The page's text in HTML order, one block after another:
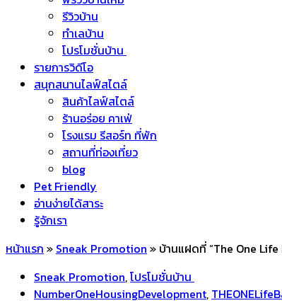
รีวิวบ้าน
ทำเลบ้าน
โปรโมชั่นบ้าน
รายการวิดีโอ
สนุกสนานไลฟ์สไตล์
สินค้าไลฟ์สไตล์
ร้านอร่อย คาเฟ่
โรงแรม รีสอร์ท ที่พัก
สถานที่ท่องเที่ยว
blog
Pet Friendly
อ่านง่ายได้สาระ
รู้จักเรา
หน้าแรก » Sneak Promotion » บ้านแฝดที่ “The One
Sneak Promotion,โปรโมชั่นบ้าน
NumberOneHousingDevelopment,